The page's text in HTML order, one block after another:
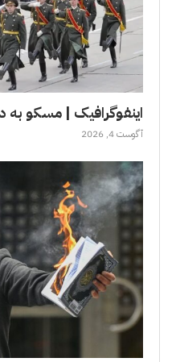
اینفوگرافیک | مسکو
آگوست 4, 2026